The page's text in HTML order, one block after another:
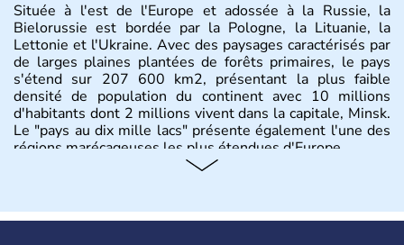
Située à l'est de l'Europe et adossée à la Russie, la
Bielorussie est bordée par la Pologne, la Lituanie, la
Lettonie et l'Ukraine. Avec des paysages caractérisés par
de larges plaines plantées de forêts primaires, le pays
s'étend sur 207 600 km2, présentant la plus faible
densité de population du continent avec 10 millions
d'habitants dont 2 millions vivent dans la capitale, Minsk.
Le "pays au dix mille lacs" présente également l'une des
régions marécageuses les plus étendues d'Europe.
L'histoire de la Biélorussie correspond à la naissance des